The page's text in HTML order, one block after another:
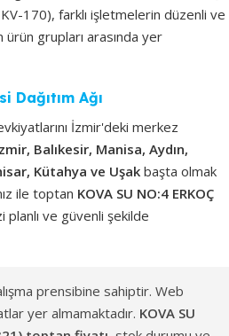
170), farklı işletmelerin düzenli ve
ürün grupları arasında yer
Dağıtım Ağı
İzmir'deki merkez
Balıkesir, Manisa, Aydın,
Kütahya ve Uşak başta olmak
ile toptan KOVA SU NO:4 ERKOÇ
planlı ve güvenli şekilde
prensibine sahiptir. Web
yer almamaktadır. KOVA SU